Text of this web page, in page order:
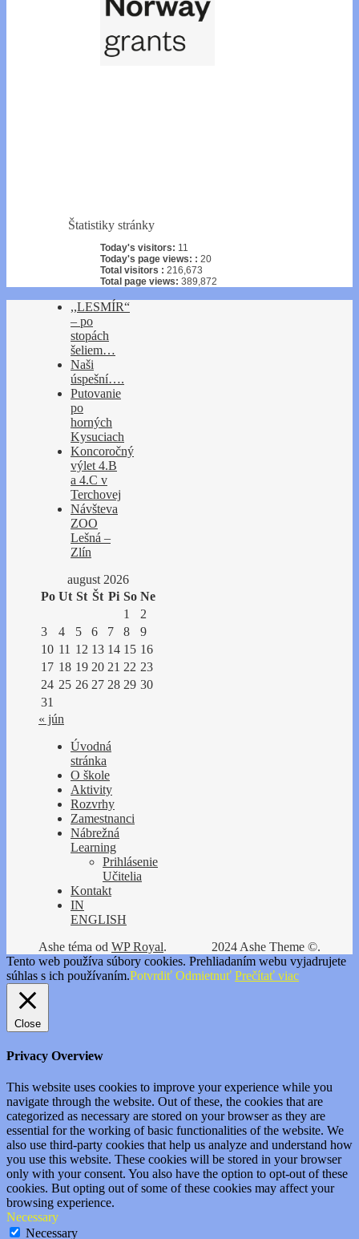
Štatistiky stránky
Today's visitors: 11
Today's page views: : 20
Total visitors : 216,673
Total page views: 389,872
,,LESMÍR“
– po
stopách
šeliem…
Naši
úspešní….
Putovanie
po
horných
Kysuciach
Koncoročný
výlet 4.B
a 4.C v
Terchovej
Návšteva
ZOO
Lešná –
Zlín
august 2026
Po Ut St Št Pi So Ne
1
2
3
4 5 6 7 8
9
10 11 12 13 14 15 16
17 18 19 20 21 22 23
24 25 26 27 28 29 30
31
« jún
Úvodná
stránka
O škole
Aktivity
Rozvrhy
Zamestnanci
Nábrežná
Learning
Prihlásenie
Učitelia
Kontakt
IN
ENGLISH
2024 Ashe Theme ©.
Ashe téma od WP Royal.
Tento web používa súbory cookies. Prehliadaním webu vyjadrujete
súhlas s ich používaním.Potvrdiť Odmietnuť Prečítať viac
Close
Privacy Overview
This website uses cookies to improve your experience while you
navigate through the website. Out of these, the cookies that are
categorized as necessary are stored on your browser as they are
essential for the working of basic functionalities of the website. We
also use third-party cookies that help us analyze and understand how
you use this website. These cookies will be stored in your browser
only with your consent. You also have the option to opt-out of these
cookies. But opting out of some of these cookies may affect your
browsing experience.
Necessary
Necessary